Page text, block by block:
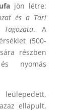
jön létre:
és a Tari
. A
(500-
részben
nyomás
ellapult,